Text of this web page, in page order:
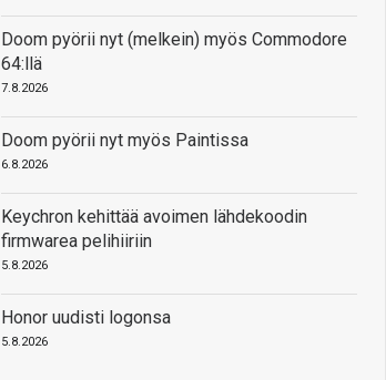
Doom pyörii nyt (melkein) myös Commodore
64:llä
7.8.2026
Doom pyörii nyt myös Paintissa
6.8.2026
Keychron kehittää avoimen lähdekoodin
firmwarea pelihiiriin
5.8.2026
Honor uudisti logonsa
5.8.2026